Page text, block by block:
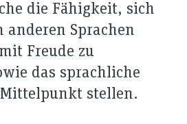
die Fähigkeit, sich
Sprachen
Freude zu
das sprachliche
stellen.